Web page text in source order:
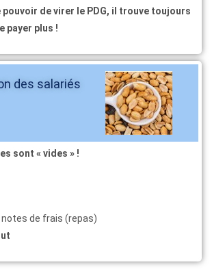
pouvoir de virer le PDG, il trouve toujours
payer plus !
des salariés
sont « vides » !
de frais (repas)